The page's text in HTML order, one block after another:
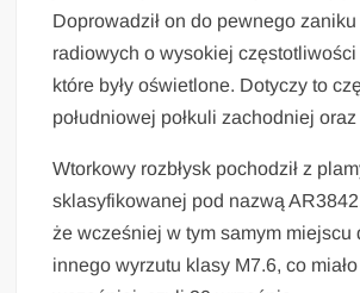
Doprowadził on do pewnego zaniku
radiowych o wysokiej
które były oświetlone. Dotyczy to
południowej połkuli zachodniej
Wtorkowy rozbłysk pochodził z
sklasyfikowanej pod nazwą
że wcześniej w tym samym miejscu
innego wyrzutu klasy M7.6, co